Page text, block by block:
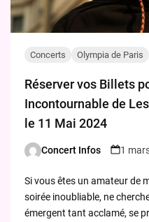
Concerts Olympia de Paris
Réserver vos Billets
Incontournable de
le 11 Mai 2024
Posted
Concert Infos 1
Si vous êtes un amateur de
soirée inoubliable, ne
émergent tant acclamé, se